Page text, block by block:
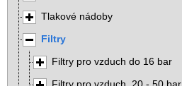
Tlakové nádoby
Filtry
Filtry pro vzduch do 16 bar